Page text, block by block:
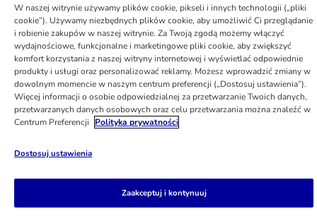
Program lojalnościowy
DSA Oświadczenie o dostępności
bitiba GmbH 2026
W naszej witrynie używamy plików cookie, pikseli i innych technologii („pliki
cookie”). Używamy niezbędnych plików cookie, aby umożliwić Ci przeglądanie
i robienie zakupów w naszej witrynie. Za Twoją zgodą możemy włączyć
wydajnościowe, funkcjonalne i marketingowe pliki cookie, aby zwiększyć
komfort korzystania z naszej witryny internetowej i wyświetlać odpowiednie
produkty i usługi oraz personalizować reklamy. Możesz wprowadzić zmiany w
dowolnym momencie w naszym centrum preferencji („Dostosuj ustawienia”).
Więcej informacji o osobie odpowiedzialnej za przetwarzanie Twoich danych,
przetwarzanych danych osobowych oraz celu przetwarzania można znaleźć w
Centrum Preferencji
Polityka prywatności
Dostosuj ustawienia
Zaakceptuj i kontynuuj